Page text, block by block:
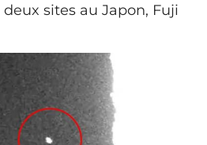
sites au Japon, Fuji